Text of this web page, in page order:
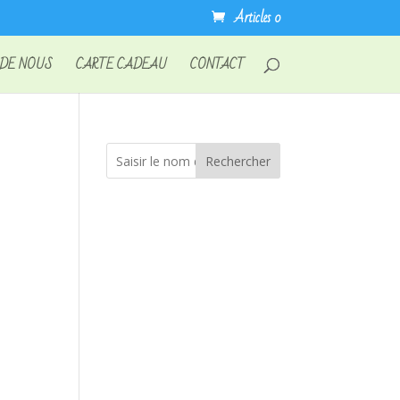
Articles 0
NOUS CARTE CADEAU CONTACT
Rechercher